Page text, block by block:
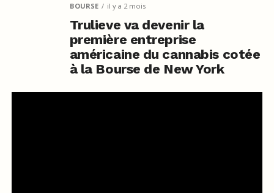
BOURSE il y a 2 mois
Trulieve va devenir la
première entreprise
américaine du cannabis cotée
à la Bourse de New York